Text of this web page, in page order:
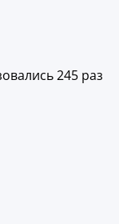
245 раз